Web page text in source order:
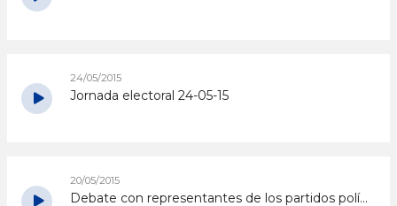
24/05/2015
Jornada electoral 24-05-15
20/05/2015
Debate con representantes de los partidos políticos [20-05-15]